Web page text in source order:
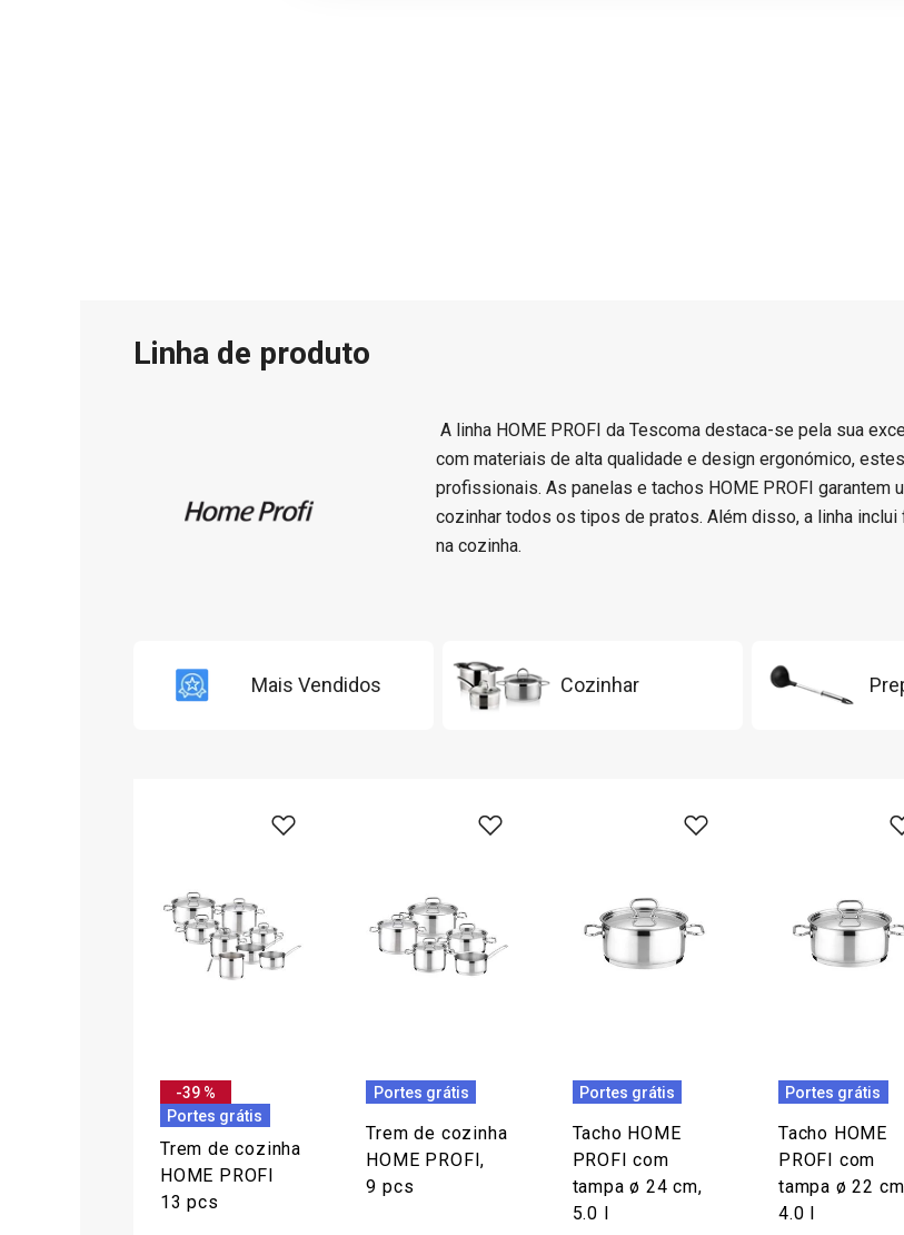
Linha de produto
A linha HOME PROFI da Tescoma destaca-se pela sua
com materiais de alta qualidade e design ergonómico,
profissionais. As panelas e tachos HOME PROFI
cozinhar todos os tipos de pratos. Além disso, a linha
na cozinha.
Mais Vendidos Cozinhar
-39 %
Portes grátis
Trem de cozinha
HOME PROFI
13 pcs
Portes grátis
Trem de cozinha
HOME PROFI,
9 pcs
Portes grátis
Tacho HOME
PROFI com
tampa ø 24 cm,
5.0 l
Portes grátis
Tacho HOME
PROFI com
tampa ø 22
4.0 l